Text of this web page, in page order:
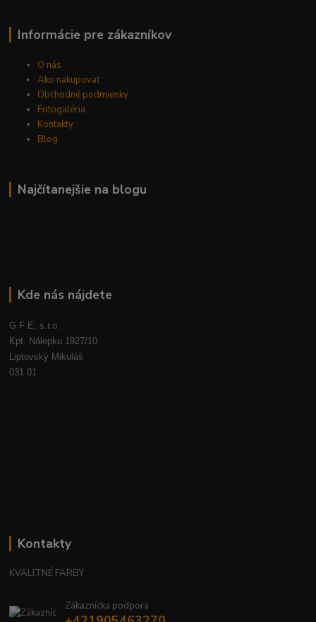
Informácie pre zákazníkov
O nás
Ako nakupovať
Obchodné podmienky
Fotogaléria
Kontakty
Blog
Najčítanejšie na blogu
Kde nás nájdete
G F E, s.r.o.
Kpt. Nálepku 1927/10
Liptovský Mikuláš
031 01
Kontakty
KVALITNÉ FARBY
Zákaznícka podpora